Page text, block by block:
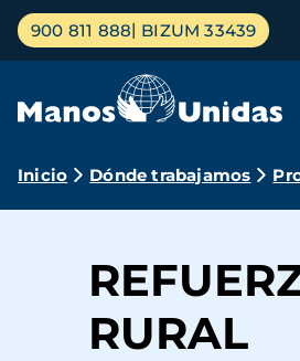
Pasar
contenido
Menú
principal
900 811 888 BIZUM 33439
Ruta
navegación
Inicio Dónde trabajamos
RURAL